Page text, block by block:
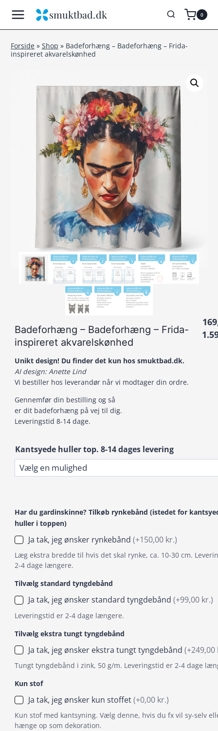
indhold
smuktbad.dk 0
Forside » Shop » Badeforhæng – Badeforhæng – Frida-
inspireret akvarelskønhed
Badeforhæng – Badeforhæng – Frida-
inspireret akvarelskønhed
Unikt design! Du finder det kun hos smuktbad.dk.
AI design: Anette Lind
Vi bestiller hos leverandør når vi modtager din ordre.
Gennemfør din bestilling og så
er dit badeforhæng på vej til dig.
Leveringstid 8-14 dage.
Kantsyede huller top. 8-14 dages levering
Har du gardinskinne? Tilkøb rynkebånd (istedet for
huller i toppen)
Ja tak, jeg ønsker rynkebånd (+150,00 kr.)
Læg ekstra bredde til hvis det skal rynke, ca. 10-30 cm.
2-4 dage længere.
Tilvælg standard tyngdebånd
Ja tak, jeg ønsker standard tyngdebånd (+99,00 kr.)
Leveringstid er 2-4 dage længere.
Tilvælg ekstra tungt tyngdebånd
Ja tak, jeg ønsker ekstra tungt tyngdebånd (+249,00
Tungt tyngdebånd i zink, 50 g/m. Leveringstid er 2-4 dage
Kun stof
Ja tak, jeg ønsker kun stoffet(+0,00 kr.)
Kun stof med kantsyning. Vælg denne, hvis du fx vil sy-selv
hænge op som dekoration.